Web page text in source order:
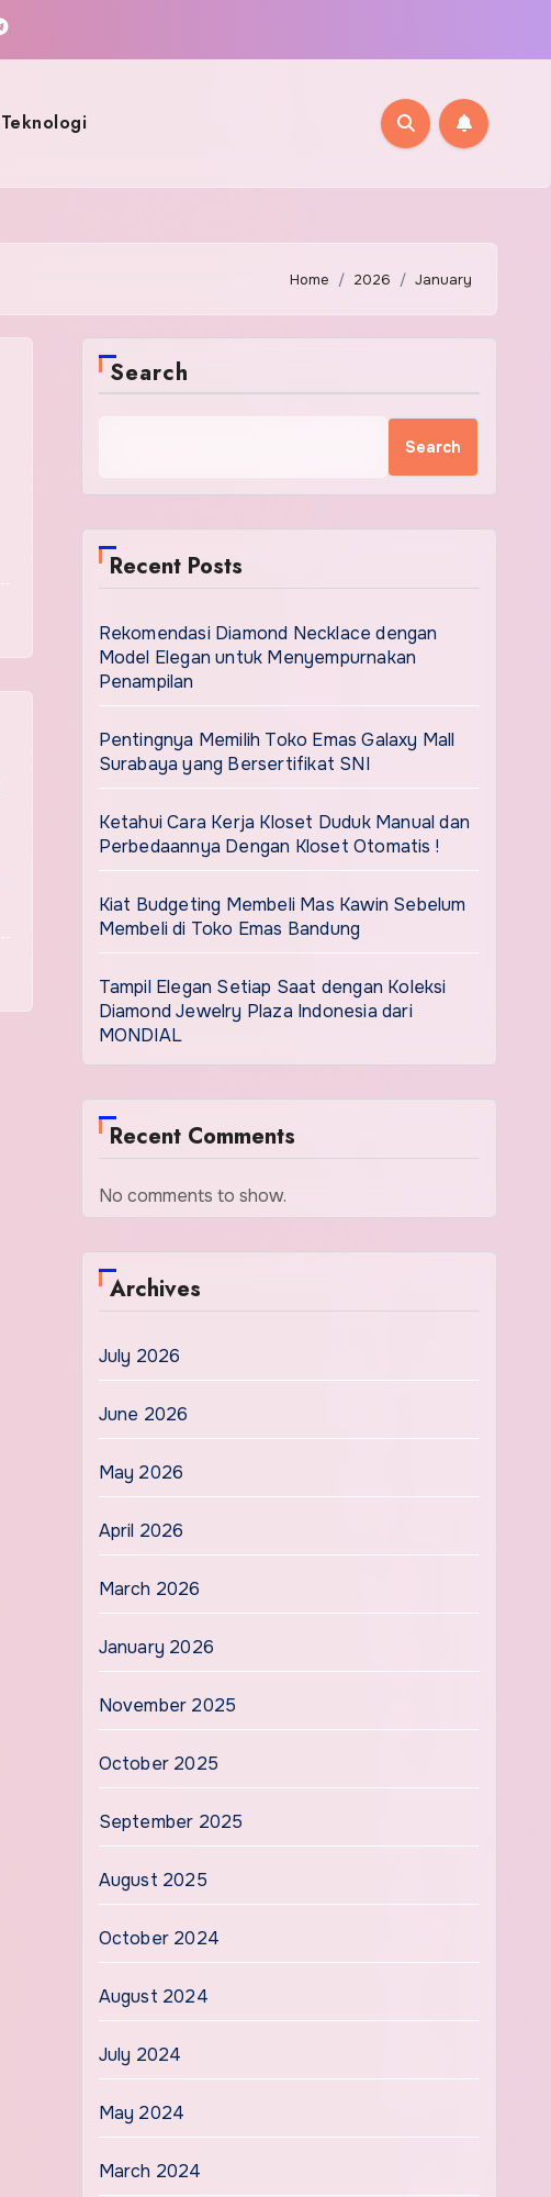
Teknologi
Home 2026 January
Search
Search
Recent Posts
Rekomendasi Diamond Necklace dengan
Model Elegan untuk Menyempurnakan
Penampilan
Pentingnya Memilih Toko Emas Galaxy Mall
Surabaya yang Bersertifikat SNI
Ketahui Cara Kerja Kloset Duduk Manual dan
Perbedaannya Dengan Kloset Otomatis !
Kiat Budgeting Membeli Mas Kawin Sebelum
Membeli di Toko Emas Bandung
Tampil Elegan Setiap Saat dengan Koleksi
Diamond Jewelry Plaza Indonesia dari
MONDIAL
Recent Comments
No comments to show.
Archives
July 2026
June 2026
May 2026
April 2026
March 2026
January 2026
November 2025
October 2025
September 2025
August 2025
October 2024
August 2024
July 2024
May 2024
March 2024